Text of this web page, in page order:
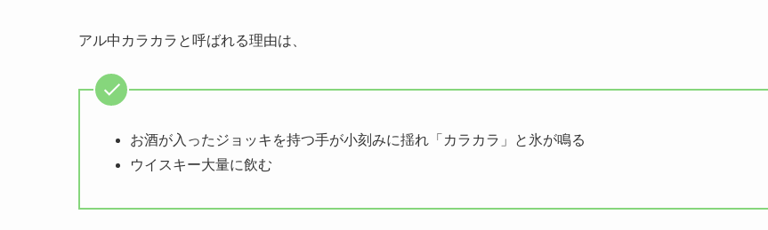
アル中カラカラと呼ばれる理由は、
お酒が入ったジョッキを持つ手が小刻みに揺れ「カラカラ」と氷が鳴る
ウイスキー大量に飲む